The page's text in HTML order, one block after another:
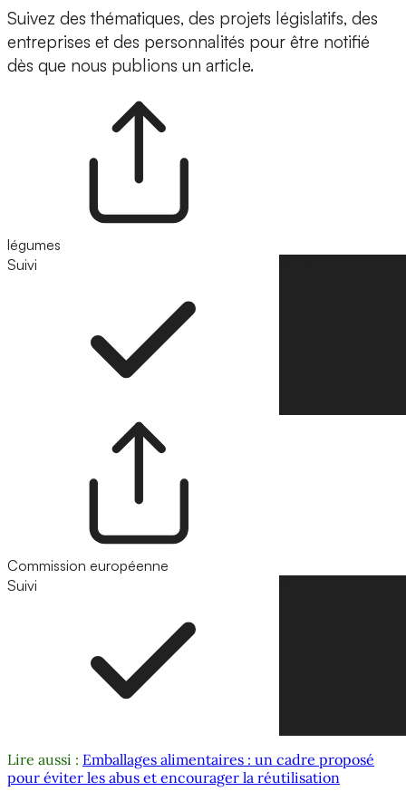
Suivez des thématiques, des projets législatifs, des
entreprises et des personnalités pour être notifié
dès que nous publions un article.
légumes
Suivi
Commission européenne
Suivi
Lire aussi : Emballages alimentaires : un cadre proposé
pour éviter les abus et encourager la réutilisation